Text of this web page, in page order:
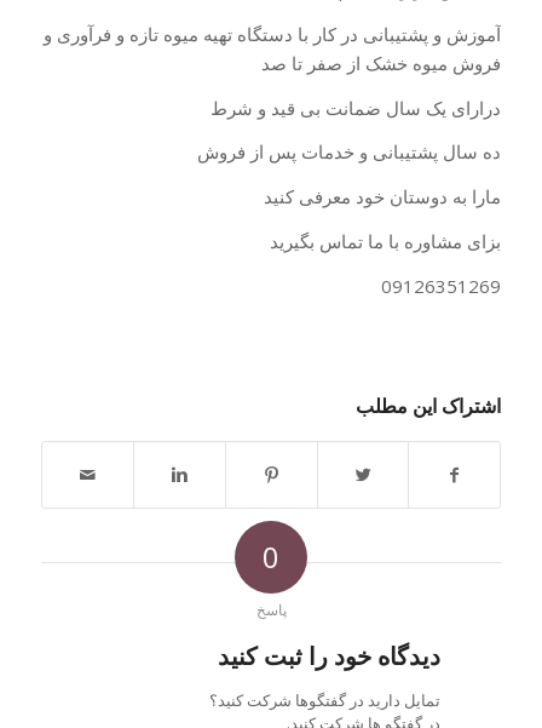
آموزش و پشتیبانی در کار با دستگاه تهیه میوه تازه و فرآوری و
فروش میوه خشک از صفر تا صد
درارای یک سال ضمانت بی قید و شرط
ده سال پشتیبانی و خدمات پس از فروش
مارا به دوستان خود معرفی کنید
بزای مشاوره با ما تماس بگیرید
09126351269
اشتراک این مطلب
0
پاسخ
دیدگاه خود را ثبت کنید
تمایل دارید در گفتگوها شرکت کنید؟
در گفتگو ها شرکت کنید.